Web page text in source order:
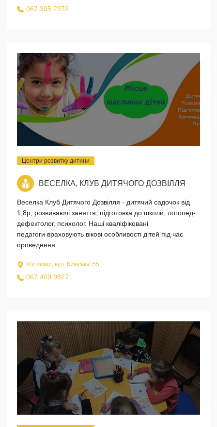
067 305 2972
Центри розвитку дитини
ВЕСЕЛКА, КЛУБ ДИТЯЧОГО ДОЗВІЛЛЯ
Веселка Клуб Дитячого Дозвілля - дитячий садочок від
1,8р, розвиваючі заняття, підготовка до школи, логопед-
дефектолог, психолог. Наші кваліфіковані
педагоги враховують вікові особливості дітей під час
проведення...
Житомир, вул. Київська, 55
067 409 9827